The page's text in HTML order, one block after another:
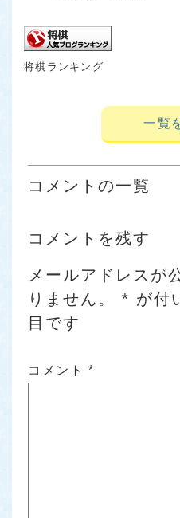
将棋ランキング
一覧
コメントの一覧
コメントを残す
メールアドレスが
りません。
* が付
目です
コメント *